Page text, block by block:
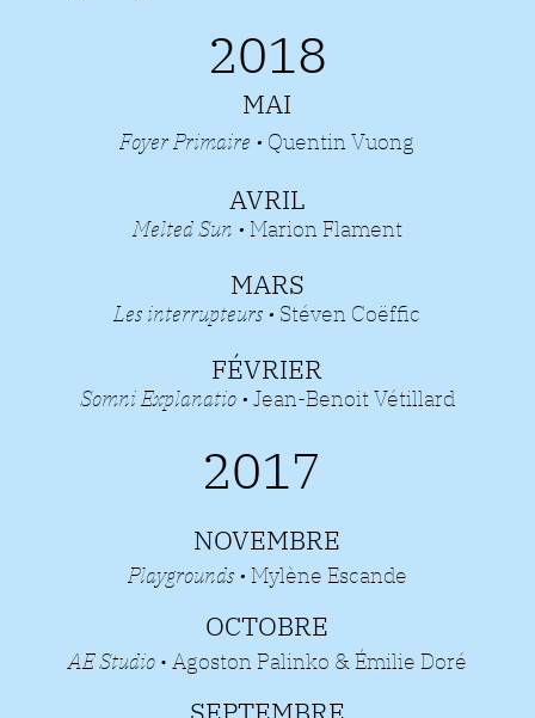
2018
MAI
Foyer Primaire • Quentin Vuong
AVRIL
Melted Sun • Marion Flament
MARS
Les interrupteurs • Stéven Coëffic
FÉVRIER
Somni Explanatio • Jean-Benoit Vétillard
2017
NOVEMBRE
Playgrounds • Mylène Escande
OCTOBRE
AE Studio• Agoston Palinko & Émilie Doré
SEPTEMBRE